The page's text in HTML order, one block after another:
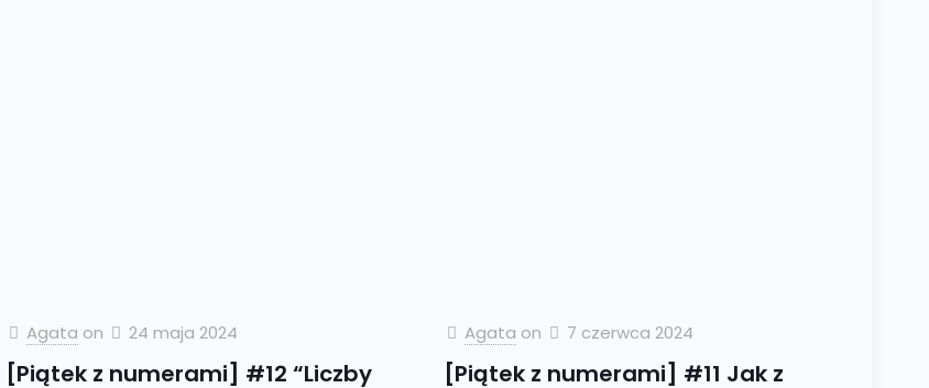
Agata on 24 maja 2024
[Piątek z numerami] #12 “Liczby
Agata on 7 czerwca 2024
[Piątek z numerami] #11 Jak z